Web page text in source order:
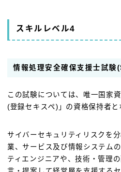
スキルレベル4
情報処理安全確保支援士試験
この試験については、唯一国家
(登録セキスぺ)」の資格保持者と
サイバーセキュリティリスクを
業、サービス及び情報システム
ティエンジニアや、技術・管理